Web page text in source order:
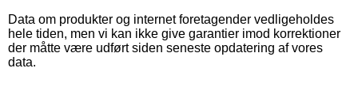
Data om produkter og internet foretagender vedligeholdes
hele tiden, men vi kan ikke give garantier imod korrektioner
der måtte være udført siden seneste opdatering af vores
data.